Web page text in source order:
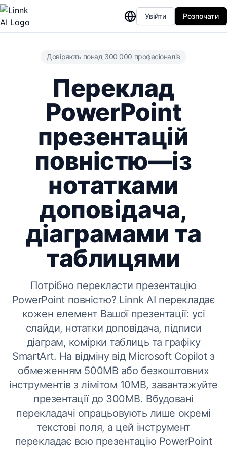
Увійти Розпочати
Довіряють понад 300 000 професіоналів
Переклад
PowerPoint
презентацій
повністю—із
нотатками
доповідача,
діаграмами та
таблицями
Потрібно перекласти презентацію
PowerPoint повністю? Linnk AI перекладає
кожен елемент Вашої презентації: усі
слайди, нотатки доповідача, підписи
діаграм, комірки таблиць та графіку
SmartArt. На відміну від Microsoft Copilot з
обмеженням 500MB або безкоштовних
інструментів з лімітом 10MB, завантажуйте
презентації до 300MB. Вбудовані
перекладачі опрацьовують лише окремі
текстові поля, а цей інструмент
перекладає всю презентацію PowerPoint